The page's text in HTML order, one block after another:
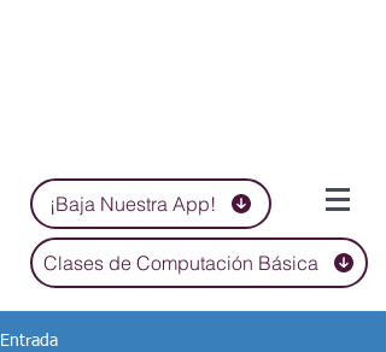
¡Baja Nuestra App!
Clases de Computación Básica
Entrada